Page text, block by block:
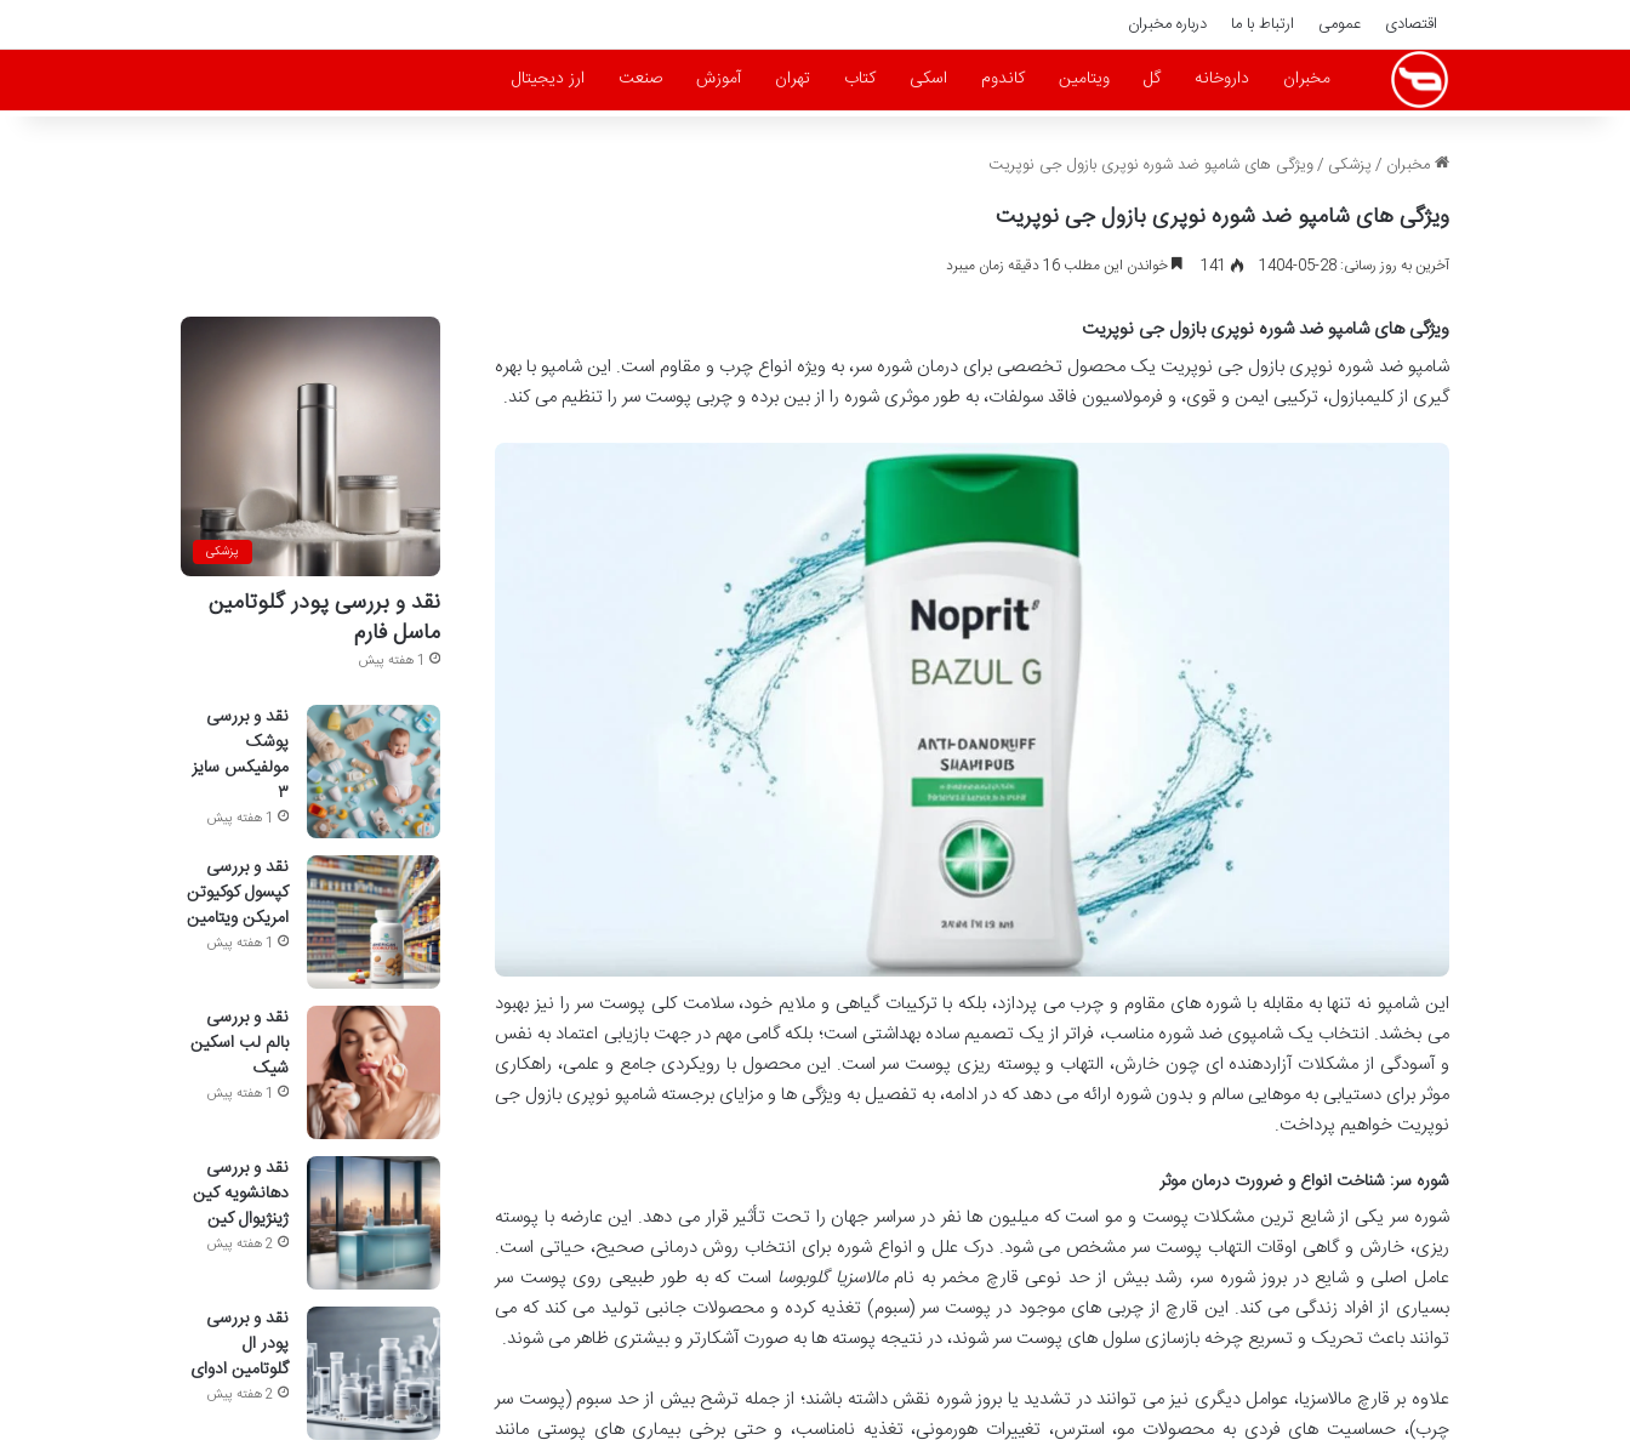
اقتصادی عمومی ارتباط با ما درباره مخبران
مخبران داروخانه گل ویتامین کاندوم اسکی کتاب تهران آموزش صنعت ارز دیجیتال
مخبران /پزشکی /ویژگی های شامپو ضد شوره نوپری بازول جی نوپریت
ویژگی های شامپو ضد شوره نوپری بازول جی نوپریت
آخرین به روز رسانی: 28-05-1404 141 خواندن این مطلب 16 دقیقه زمان میبرد
ویژگی های شامپو ضد شوره نوپری بازول جی نوپریت
شامپو ضد شوره نوپری بازول جی نوپریت یک محصول تخصصی برای درمان شوره سر، به ویژه انواع چرب و مقاوم است. این شامپو با بهره
گیری از کلیمبازول، ترکیبی ایمن و قوی، و فرمولاسیون فاقد سولفات، به طور موثری شوره را از بین برده و چربی پوست سر را تنظیم می کند.
این شامپو نه تنها به مقابله با شوره های مقاوم و چرب می پردازد، بلکه با ترکیبات گیاهی و ملایم خود، سلامت کلی پوست سر را نیز بهبود
می بخشد. انتخاب یک شامپوی ضد شوره مناسب، فراتر از یک تصمیم ساده بهداشتی است؛ بلکه گامی مهم در جهت بازیابی اعتماد به نفس
و آسودگی از مشکلات آزاردهنده ای چون خارش، التهاب و پوسته ریزی پوست سر است. این محصول با رویکردی جامع و علمی، راهکاری
موثر برای دستیابی به موهایی سالم و بدون شوره ارائه می دهد که در ادامه، به تفصیل به ویژگی ها و مزایای برجسته شامپو نوپری بازول جی
نوپریت خواهیم پرداخت.
شوره سر: شناخت انواع و ضرورت درمان موثر
شوره سر یکی از شایع ترین مشکلات پوست و مو است که میلیون ها نفر در سراسر جهان را تحت تأثیر قرار می دهد. این عارضه با پوسته
ریزی، خارش و گاهی اوقات التهاب پوست سر مشخص می شود. درک علل و انواع شوره برای انتخاب روش درمانی صحیح، حیاتی است.
عامل اصلی و شایع در بروز شوره سر، رشد بیش از حد نوعی قارچ مخمر به ناممالاسزیا گلوبوسا است که به طور طبیعی روی پوست سر
بسیاری از افراد زندگی می کند. این قارچ از چربی های موجود در پوست سر (سبوم) تغذیه کرده و محصولات جانبی تولید می کند که می
توانند باعث تحریک و تسریع چرخه بازسازی سلول های پوست سر شوند، در نتیجه پوسته ها به صورت آشکارتر و بیشتری ظاهر می شوند.
علاوه بر قارچ مالاسزیا، عوامل دیگری نیز می توانند در تشدید یا بروز شوره نقش داشته باشند؛ از جمله ترشح بیش از حد سبوم (پوست سر
چرب)، حساسیت های فردی به محصولات مو، استرس، تغییرات هورمونی، تغذیه نامناسب، و حتی برخی بیماری های پوستی مانند
پزشکی
نقد و بررسی پودر گلوتامین
ماسل فارم
1 هفته پیش
نقد و بررسی
پوشک
مولفیکس سایز
۳
1 هفته پیش
نقد و بررسی
کپسول کوکیوتن
امریکن ویتامین
1 هفته پیش
نقد و بررسی
بالم لب اسکین
شیک
1 هفته پیش
نقد و بررسی
دهانشویه کین
ژینژیوال کین
2 هفته پیش
نقد و بررسی
پودر ال
گلوتامین ادوای
2 هفته پیش